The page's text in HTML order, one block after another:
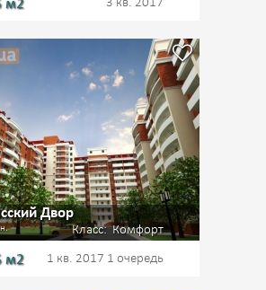
м2 3 кв. 2017
Двор
Класс:Комфорт
м2 1 кв. 2017 1 очередь